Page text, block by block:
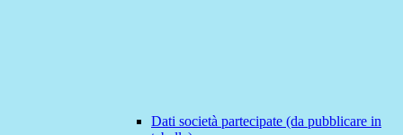
Dati società partecipate (da pubblicare in